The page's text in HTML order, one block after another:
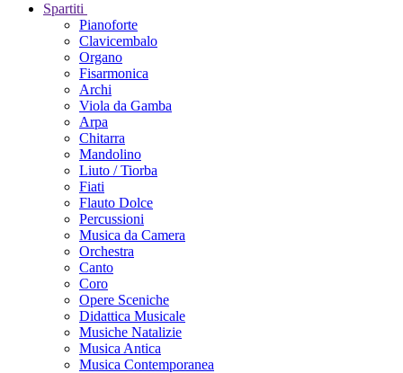
Spartiti
Pianoforte
Clavicembalo
Organo
Fisarmonica
Archi
Viola da Gamba
Arpa
Chitarra
Mandolino
Liuto / Tiorba
Fiati
Flauto Dolce
Percussioni
Musica da Camera
Orchestra
Canto
Coro
Opere Sceniche
Didattica Musicale
Musiche Natalizie
Musica Antica
Musica Contemporanea